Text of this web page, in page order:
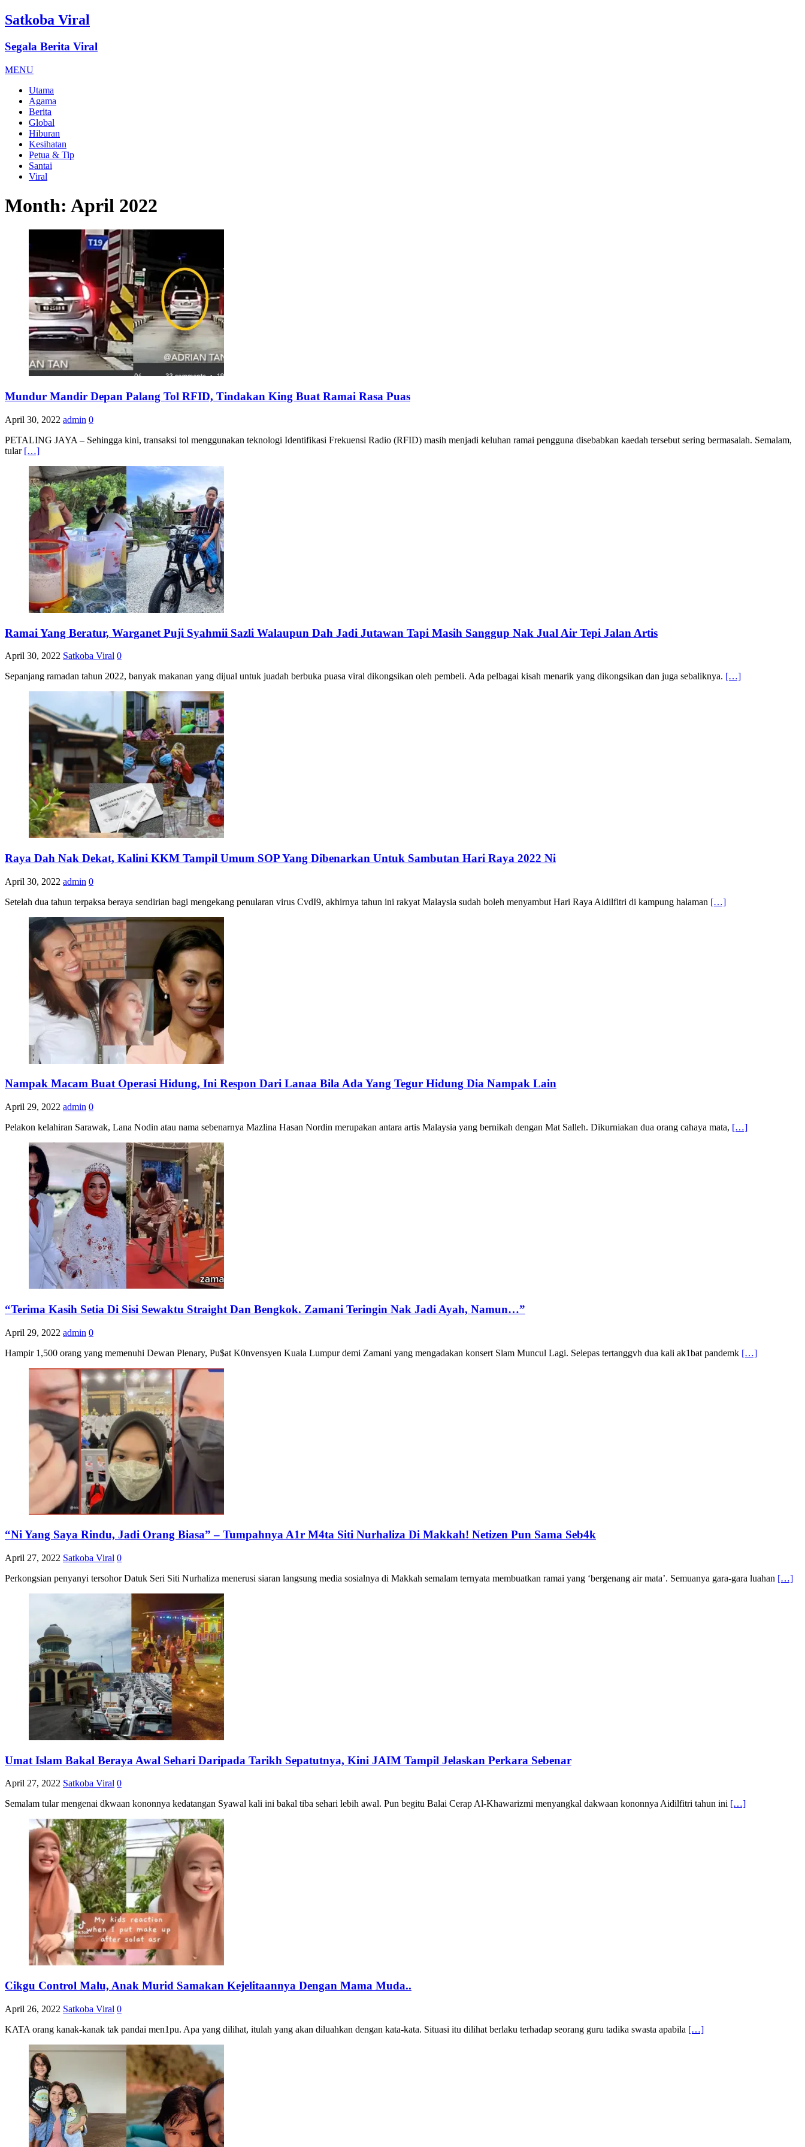
Satkoba Viral
Segala Berita Viral
MENU
Utama
Agama
Berita
Global
Hiburan
Kesihatan
Petua & Tip
Santai
Viral
Month: April 2022
Mundur Mandir Depan Palang Tol RFID, Tindakan King Buat Ramai Rasa Puas
April 30, 2022 admin 0
PETALING JAYA – Sehingga kini, transaksi tol menggunakan teknologi Identifikasi Frekuensi Radio (RFID) masih menjadi keluhan ramai pengguna disebabkan kaedah tersebut sering bermasalah. Semalam,
tular […]
Ramai Yang Beratur, Warganet Puji Syahmii Sazli Walaupun Dah Jadi Jutawan Tapi Masih Sanggup Nak Jual Air Tepi Jalan Artis
April 30, 2022 Satkoba Viral 0
Sepanjang ramadan tahun 2022, banyak makanan yang dijual untuk juadah berbuka puasa viral dikongsikan oleh pembeli. Ada pelbagai kisah menarik yang dikongsikan dan juga sebaliknya. […]
Raya Dah Nak Dekat, Kalini KKM Tampil Umum SOP Yang Dibenarkan Untuk Sambutan Hari Raya 2022 Ni
April 30, 2022 admin 0
Setelah dua tahun terpaksa beraya sendirian bagi mengekang penularan virus CvdI9, akhirnya tahun ini rakyat Malaysia sudah boleh menyambut Hari Raya Aidilfitri di kampung halaman […]
Nampak Macam Buat Operasi Hidung, Ini Respon Dari Lanaa Bila Ada Yang Tegur Hidung Dia Nampak Lain
April 29, 2022 admin 0
Pelakon kelahiran Sarawak, Lana Nodin atau nama sebenarnya Mazlina Hasan Nordin merupakan antara artis Malaysia yang bernikah dengan Mat Salleh. Dikurniakan dua orang cahaya mata, […]
“Terima Kasih Setia Di Sisi Sewaktu Straight Dan Bengkok. Zamani Teringin Nak Jadi Ayah, Namun…”
April 29, 2022 admin 0
Hampir 1,500 orang yang memenuhi Dewan Plenary, Pu$at K0nvensyen Kuala Lumpur demi Zamani yang mengadakan konsert Slam Muncul Lagi. Selepas tertanggvh dua kali ak1bat pandemk […]
“Ni Yang Saya Rindu, Jadi Orang Biasa” – Tumpahnya A1r M4ta Siti Nurhaliza Di Makkah! Netizen Pun Sama Seb4k
April 27, 2022 Satkoba Viral 0
Perkongsian penyanyi tersohor Datuk Seri Siti Nurhaliza menerusi siaran langsung media sosialnya di Makkah semalam ternyata membuatkan ramai yang ‘bergenang air mata’. Semuanya gara-gara luahan […]
Umat Islam Bakal Beraya Awal Sehari Daripada Tarikh Sepatutnya, Kini JAIM Tampil Jelaskan Perkara Sebenar
April 27, 2022 Satkoba Viral 0
Semalam tular mengenai dkwaan kononnya kedatangan Syawal kali ini bakal tiba sehari lebih awal. Pun begitu Balai Cerap Al-Khawarizmi menyangkal dakwaan kononnya Aidilfitri tahun ini […]
Cikgu Control Malu, Anak Murid Samakan Kejelitaannya Dengan Mama Muda..
April 26, 2022 Satkoba Viral 0
KATA orang kanak-kanak tak pandai men1pu. Apa yang dilihat, itulah yang akan diluahkan dengan kata-kata. Situasi itu dilihat berlaku terhadap seorang guru tadika swasta apabila […]